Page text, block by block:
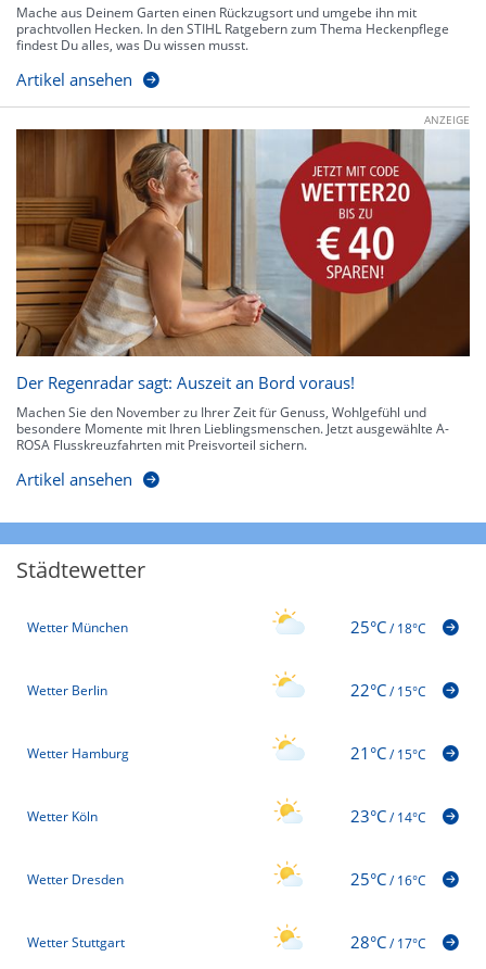
Mache aus Deinem Garten einen Rückzugsort und umgebe ihn mit
prachtvollen Hecken. In den STIHL Ratgebern zum Thema Heckenpflege
findest Du alles, was Du wissen musst.
Artikel ansehen
ANZEIGE
Der Regenradar sagt: Auszeit an Bord voraus!
Machen Sie den November zu Ihrer Zeit für Genuss, Wohlgefühl und
besondere Momente mit Ihren Lieblingsmenschen. Jetzt ausgewählte A-
ROSA Flusskreuzfahrten mit Preisvorteil sichern.
Artikel ansehen
Städtewetter
Wetter München 25°C/18°C
Wetter Berlin 22°C/15°C
Wetter Hamburg 21°C/15°C
Wetter Köln 23°C/14°C
Wetter Dresden 25°C/16°C
Wetter Stuttgart 28°C/17°C